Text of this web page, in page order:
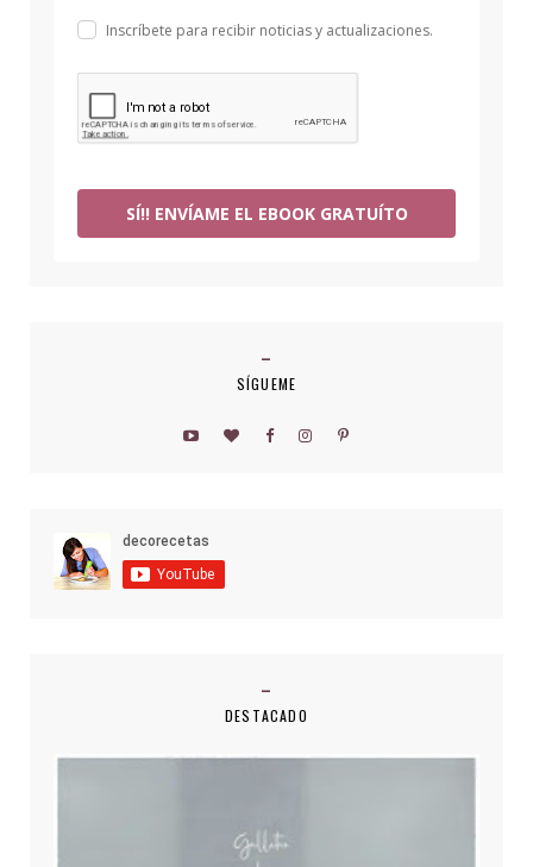
Inscríbete para recibir noticias y actualizaciones.
SÍ!! ENVÍAME EL EBOOK GRATUÍTO
SÍGUEME
DESTACADO